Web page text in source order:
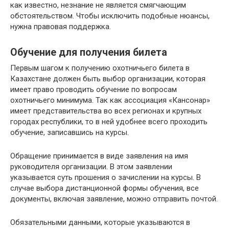
как известно, незнание не является смягчающим
обстоятельством. Чтобы исключить подобные нюансы,
нужна правовая поддержка.
Обучение для получения билета
Первым шагом к получению охотничьего билета в
Казахстане должен быть выбор организации, которая
имеет право проводить обучение по вопросам
охотничьего минимума. Так как ассоциация «Кансонар»
имеет представительства во всех регионах и крупных
городах республики, то в ней удобнее всего проходить
обучение, записавшись на курсы.
Обращение принимается в виде заявления на имя
руководителя организации. В этом заявлении
указывается суть прошения о зачислении на курсы. В
случае выбора дистанционной формы обучения, все
документы, включая заявление, можно отправить почтой.
Обязательными данными, которые указываются в